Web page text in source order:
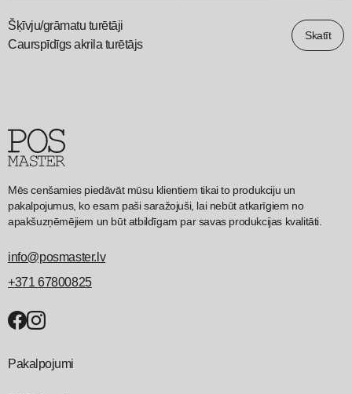
Šķīvju/grāmatu turētāji
Caurspīdīgs akrila turētājs
Skatīt
Mēs cenšamies piedāvāt mūsu klientiem tikai to produkciju un
pakalpojumus, ko esam paši saražojuši, lai nebūt atkarīgiem no
apakšuzņēmējiem un būt atbildīgam par savas produkcijas kvalitāti.
info@posmaster.lv
+371 67800825
Pakalpojumi